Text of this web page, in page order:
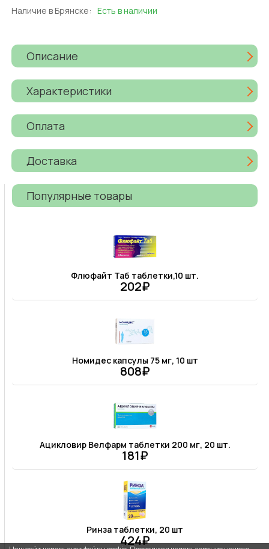
Наличие в Брянске: Есть в наличии
Описание
Характеристики
Оплата
Доставка
Популярные товары
Флюфайт Таб таблетки,10 шт.
202₽
Номидес капсулы 75 мг, 10 шт
808₽
Ацикловир Велфарм таблетки 200 мг, 20 шт.
181₽
Ринза таблетки, 20 шт
424₽